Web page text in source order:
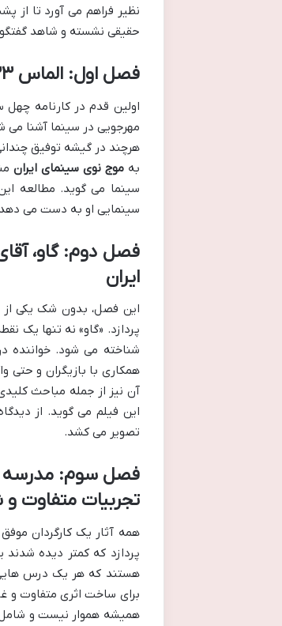
نظیر فراهم می آورد تا از
حقیقی نشسته و شاهد
فصل اول: الماس ۳۳ – آغاز یک ماجرا
هرچند در گیشه توفیق
بهموج نوی سینمای ایران
سینما می گوید. مطالعه
سینمایی او به دست می
فصل دوم: گاو،
ایران
این فصل، بدون شک یکی
پردازد. «گاو» نه تنها یک
شناخته می شود. خواننده
همکاری با بازیگران و حتی
آن نیز از جمله مباحث
این فیلم می گوید. از
تصویر می کشد.
فصل سوم: مدرسه
تجربیات متفاوت
همه آثار یک کارگردان
پردازد که کمتر دیده شدند
هستند که هر یک درس هایی
برای ساخت اثری متفاوت و
همیشه هموار نیست و